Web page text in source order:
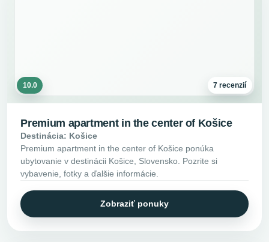
10.0 7 recenzií
Premium apartment in the center of Košice
Destinácia: Košice
Premium apartment in the center of Košice ponúka
ubytovanie v destinácii Košice, Slovensko. Pozrite si
vybavenie, fotky a ďalšie informácie.
Zobraziť ponuky